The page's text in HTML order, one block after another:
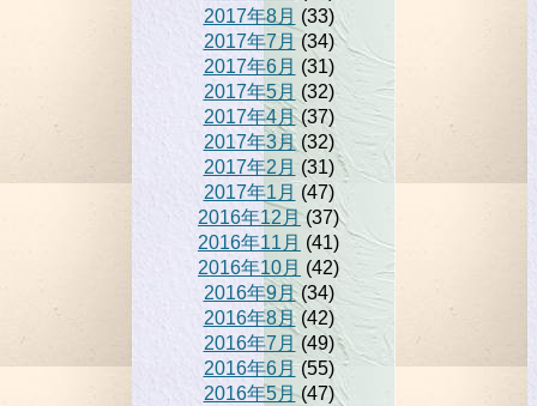
2017年8月 (33)
2017年7月 (34)
2017年6月 (31)
2017年5月 (32)
2017年4月(37)
2017年3月(32)
2017年2月 (31)
2017年1月 (47)
2016年12月 (37)
2016年11月 (41)
2016年10月 (42)
2016年9月(34)
2016年8月(42)
2016年7月 (49)
2016年6月(55)
2016年5月(47)